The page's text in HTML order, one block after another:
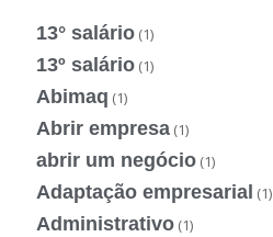
13° salário (1)
13º salário (1)
Abimaq (1)
Abrir empresa (1)
abrir um negócio (1)
Adaptação empresarial (1)
Administrativo (1)